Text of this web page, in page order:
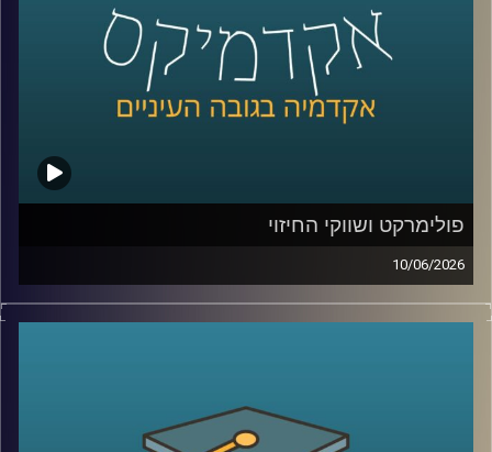
איתנו היום ד״ר עמית מור, מנכ"ל משותף באקו-אנרג'י יעוץ
כלכלי אסטרטגי ומרצה באוניברסיטת רייכמן. מומחה בינ"ל
לכלכלת אנרגיה וסביבה, חשמל גז טבעי ונפט, בעל ניסיון עשיר
בייעוץ לממשלות, חברות בינלאומיות ומוסדות פיננסיים, יועץ
לבנק העולמי בפרויקטים גלובליים בתחומי אנרגיה ותשתיות.
פולימרקט ושווקי החיזוי
10/06/2026
האם ישו יחזור בשנת 2026?
האם תהיה תקיפה באיראן לפני סוף החודש?
והאם האנושות תגלה חיים מחוץ לכדור הארץ?